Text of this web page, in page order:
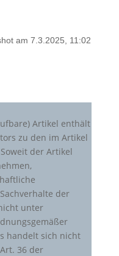
am 7.3.2025, 11:02
Artikel enthält
zu den im Artikel
der Artikel
der
unter
handelt sich nicht
36 der